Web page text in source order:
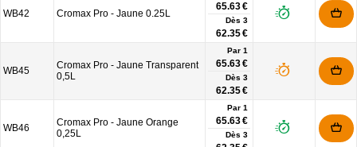
WB42 Cromax Pro - Jaune 0.25L
65.63 €
Dès 3
62.35 €
WB45
Cromax Pro - Jaune Transparent
0,5L
Par 1
65.63 €
Dès 3
62.35 €
WB46
Cromax Pro - Jaune Orange
0,25L
Par 1
65.63 €
Dès 3